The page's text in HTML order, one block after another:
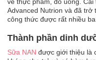
học
Dành
mẹ
Dành
Advanced Nutrion và đã
công thức được rất nhiều
Thành phần dinh
Sữa NAN được giới thiệu là